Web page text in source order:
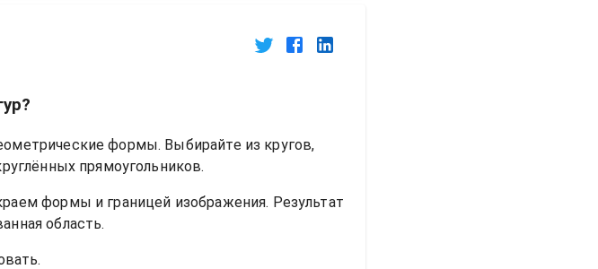
формы. Выбирайте из кругов,
прямоугольников.
формы и границей изображения. Результат
область.